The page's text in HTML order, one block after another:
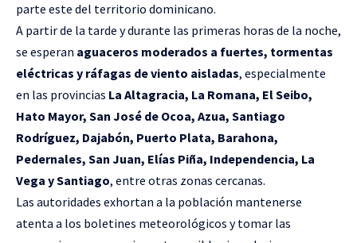
parte este del territorio dominicano.
A partir de la tarde y durante las primeras horas de la noche,
se esperan aguaceros moderados a fuertes, tormentas
eléctricas y ráfagas de viento aisladas, especialmente
en las provincias La Altagracia, La Romana, El Seibo,
Hato Mayor, San José de Ocoa, Azua, Santiago
Rodríguez, Dajabón, Puerto Plata, Barahona,
Pedernales, San Juan, Elías Piña, Independencia, La
Vega y Santiago, entre otras zonas cercanas.
Las autoridades exhortan a la población mantenerse
atenta a los boletines meteorológicos y tomar las